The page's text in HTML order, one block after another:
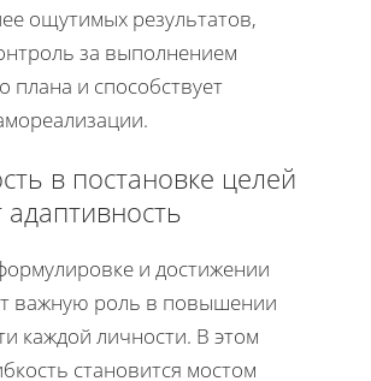
ощутимых результатов,
за выполнением
плана и способствует
в постановке целей
и достижении
важную роль в повышении
каждой личности. В этом
становится мостом